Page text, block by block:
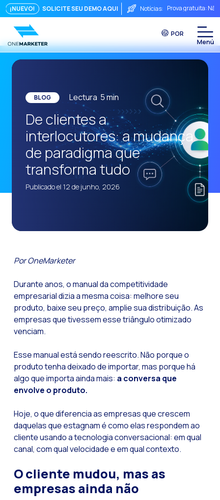
¡NUEVO! SOLICITE SEU DEMO AQUI Notícias: Prova gratuita:
Touchpoints: A
Do chat à
A conversa
O ROI de uma
Conversational
WhatsApp não é
O fim do funil
Maximizando o
Como um
Da Conversa à
Funcionalidades-
Social CX: A chave
Automação: Como
História e impacto
Recarting: A
Segurança no
Atendimento ao
Tecnologia e
POR
BLOG Lectura 5min
De clientes a
interlocutores: a mudança
de paradigma que
transforma tudo
Publicado el 12 de junho, 2026
Por OneMarketer
Durante anos, o manual da competitividade
empresarial dizia a mesma coisa: melhore seu
produto, baixe seu preço, amplie sua distribuição. As
empresas que tivessem esse triângulo otimizado
venciam.
Esse manual está sendo reescrito. Não porque o
produto tenha deixado de importar, mas porque há
algo que importa ainda mais: a conversa que
envolve o produto.
Hoje, o que diferencia as empresas que crescem
daquelas que estagnam é como elas respondem ao
cliente usando a tecnologia conversacional: em qual
canal, com qual velocidade e em qual contexto.
O cliente mudou, mas as
empresas ainda não